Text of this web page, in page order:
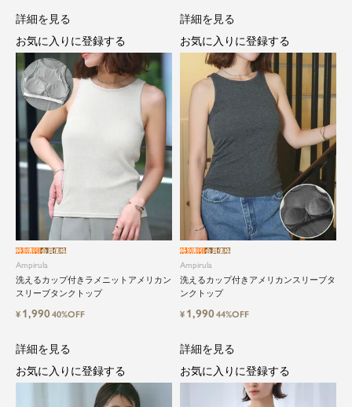
Ampirula
洗えるカップ付きラメニットアメリカン
スリーブタンクトップ
特別割引会員価格
¥ 1,99040%OFF
詳細を見る
お気に入りに登録する
Ampirula
洗えるカップ付きアメリカンスリーブタ
ンクトップ
特別割引会員価格
¥ 1,99044%OFF
詳細を見る
お気に入りに登録する
詳細を見る
お気に入りに登録する
詳細を見る
お気に入りに登録する